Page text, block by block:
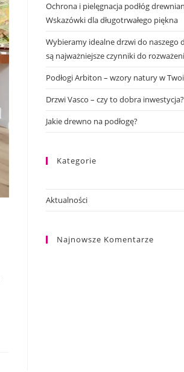
Ochrona i pielęgnacja podłóg
Wskazówki dla długotrwałego piękna
Wybieramy idealne drzwi do naszego
są najważniejsze czynniki do
Podłogi Arbiton – wzory natury w
Drzwi Vasco – czy to dobra inwestycja?
Jakie drewno na podłogę?
Kategorie
Aktualności
Najnowsze Komentarze